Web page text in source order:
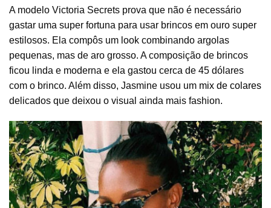
A modelo Victoria Secrets prova que não é necessário
gastar uma super fortuna para usar brincos em ouro super
estilosos. Ela compôs um look combinando argolas
pequenas, mas de aro grosso. A composição de brincos
ficou linda e moderna e ela gastou cerca de 45 dólares
com o brinco. Além disso, Jasmine usou um mix de colares
delicados que deixou o visual ainda mais fashion.